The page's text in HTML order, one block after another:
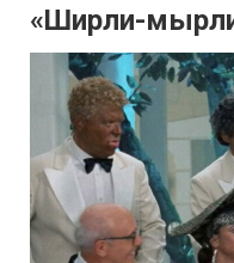
«Ширли-